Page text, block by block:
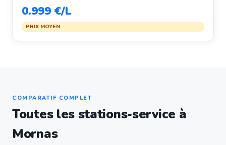
0.999 €/L
PRIX MOYEN
COMPARATIF COMPLET
Toutes les stations-service à
Mornas